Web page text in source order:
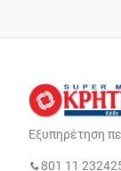
Εξυπηρέτηση
801 11